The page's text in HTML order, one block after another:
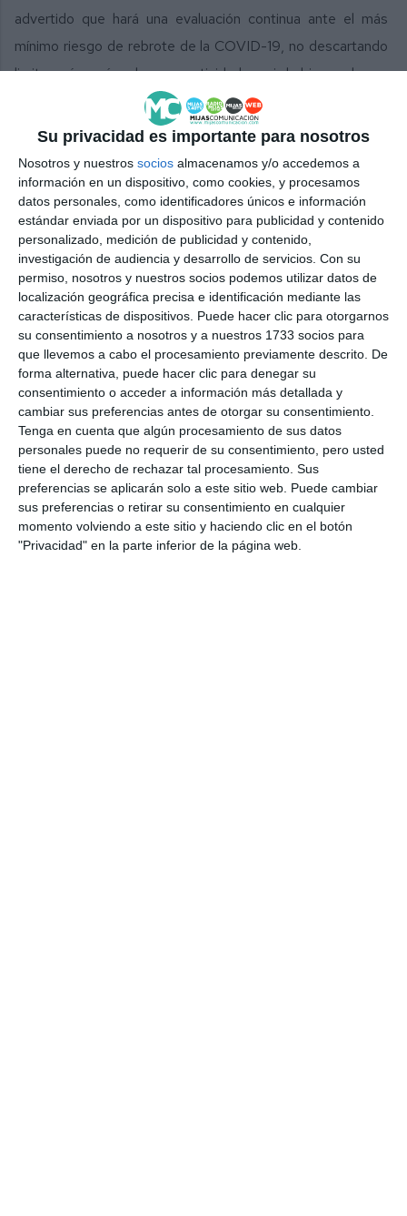
Su privacidad es importante para nosotros
Nosotros y nuestros socios almacenamos y/o accedemos a
información en un dispositivo, como cookies, y procesamos
datos personales, como identificadores únicos e información
estándar enviada por un dispositivo para publicidad y contenido
personalizado, medición de publicidad y contenido,
investigación de audiencia y desarrollo de servicios. Con su
permiso, nosotros y nuestros socios podemos utilizar datos de
localización geográfica precisa e identificación mediante las
características de dispositivos. Puede hacer clic para otorgarnos
su consentimiento a nosotros y a nuestros 1733 socios para
que llevemos a cabo el procesamiento previamente descrito. De
forma alternativa, puede hacer clic para denegar su
consentimiento o acceder a información más detallada y
cambiar sus preferencias antes de otorgar su consentimiento.
Tenga en cuenta que algún procesamiento de sus datos
personales puede no requerir de su consentimiento, pero usted
tiene el derecho de rechazar tal procesamiento. Sus
preferencias se aplicarán solo a este sitio web. Puede cambiar
sus preferencias o retirar su consentimiento en cualquier
momento volviendo a este sitio y haciendo clic en el botón
"Privacidad" en la parte inferior de la página web.
advertido que hará una evaluación continua ante el más
mínimo riesgo de rebrote de la COVID-19, no descartando
limitar aún más algunas actividades si hubiese alguno.
Asimismo, mantendrá el nivel 2 de emergencia mientras lo
permita la Dirección de Salud Pública.
Comparte esta noticia desde el siguiente enlace:
https://mijascom.com/?a=18733
ESTADO DE ALARMA NORMALIDAD ANDALUCIA